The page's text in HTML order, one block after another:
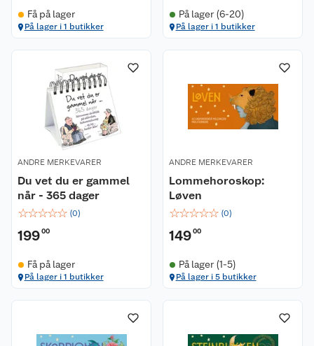
Få på lager
På lager i 1 butikker
På lager (6-20)
På lager i 1 butikker
ANDRE MERKEVARER
Du vet du er gammel
når - 365 dager
☆☆☆☆☆ (0)
19900
Få på lager
På lager i 1 butikker
ANDRE MERKEVARER
Lommehoroskop:
Løven
☆☆☆☆☆ (0)
14900
På lager (1-5)
På lager i 5 butikker